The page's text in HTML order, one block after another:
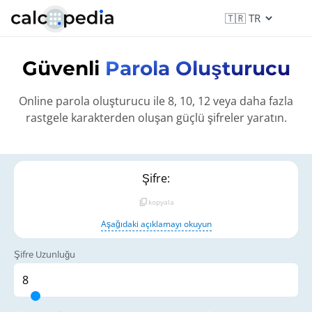
Güvenli Parola Oluşturucu
Online parola oluşturucu ile 8, 10, 12 veya daha fazla
rastgele karakterden oluşan güçlü şifreler yaratın.
Şifre:
content_copy kopyala
Aşağıdaki açıklamayı okuyun
Şifre Uzunluğu